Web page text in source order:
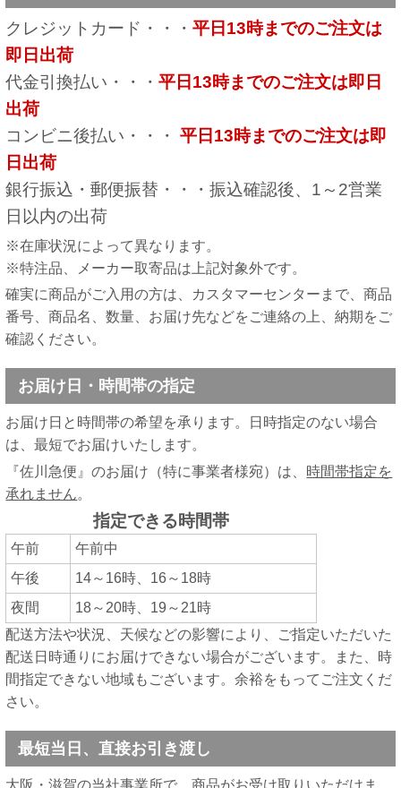
クレジットカード・・・平日13時までのご注文は
即日出荷
代金引換払い・・・平日13時までのご注文は即日
出荷
コンビニ後払い・・・平日13時までのご注文は即
日出荷
銀行振込・郵便振替・・・振込確認後、1～2営業
日以内の出荷
※在庫状況によって異なります。
※特注品、メーカー取寄品は上記対象外です。
確実に商品がご入用の方は、カスタマーセンターまで、商品
番号、商品名、数量、お届け先などをご連絡の上、納期をご
確認ください。
お届け日・時間帯の指定
お届け日と時間帯の希望を承ります。日時指定のない場合
は、最短でお届けいたします。
『佐川急便』のお届け（特に事業者様宛）は、 時間帯指定を
承れません。
指定できる時間帯
午前
午前中
午後
14～16時、16～18時
夜間
18～20時、19～21時
配送方法や状況、天候などの影響により、ご指定いただいた
配送日時通りにお届けできない場合がございます。また、時
間指定できない地域もございます。余裕をもってご注文くだ
さい。
最短当日、直接お引き渡し
大阪・滋賀の当社事業所で、商品がお受け取りいただけま